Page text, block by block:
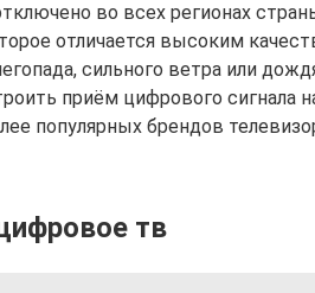
во всех регионах
отличается высоким
сильного ветра или
приём цифрового сигнала
популярных брендов
тв